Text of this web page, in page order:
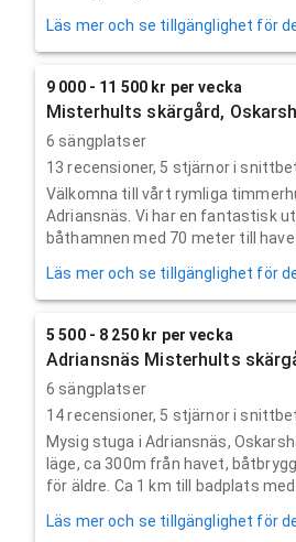
Läs mer och se tillgänglighet för
9 000 - 11 500 kr per vecka
Misterhults skärgård,
6 sängplatser
13 recensioner, 5 stjärnor i
Välkomna till vårt rymliga
Adriansnäs. Vi har en fantastisk
båthamnen med 70 meter till havet
Läs mer och se tillgänglighet för
5 500 - 8 250 kr per vecka
Adriansnäs Misterhults
6 sängplatser
14recensioner, 5 stjärnor i
Mysig stuga i Adriansnäs,
läge, ca 300m från havet,
för äldre. Ca 1 km till badplats med
Läs mer och se tillgänglighet för